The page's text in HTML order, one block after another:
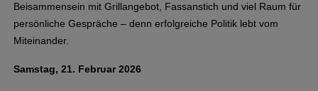
Beisammensein mit Grillangebot, Fassanstich und viel Raum für
persönliche Gespräche – denn erfolgreiche Politik lebt vom
Miteinander.
Samstag, 21. Februar 2026